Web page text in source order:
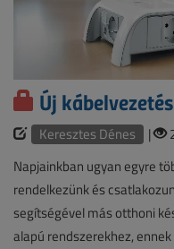
Új
Keresztes Dénes |
Napjainkban ugyan egyre
rendelkezünk és
segítségével más otthoni
alapú rendszerekhez,